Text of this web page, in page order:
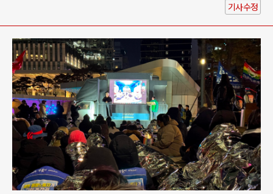
기사수정